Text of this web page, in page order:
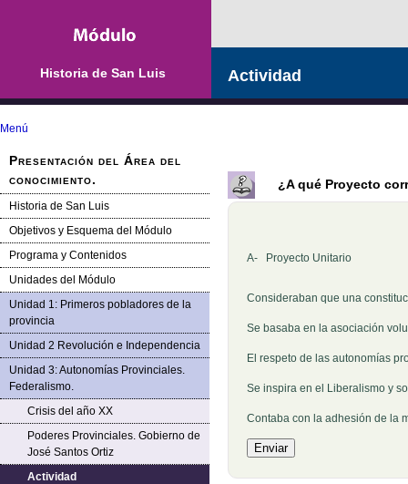
Historia de San Luis
Menú
Presentación del Área del
conocimiento.
Historia de San Luis
Objetivos y Esquema del Módulo
Programa y Contenidos
Unidades del Módulo
Unidad 1: Primeros pobladores de la
provincia
Unidad 2 Revolución e Independencia
Unidad 3: Autonomías Provinciales.
Federalismo.
Crisis del año XX
Poderes Provinciales. Gobierno de
José Santos Ortiz
Actividad
Actividad
¿A qué Proyecto
A- Proyecto Unitario B-
Consideraban que una
Se basaba en la asociación
El respeto de las autonomías
Se inspira en el Liberalismo y
Contaba con la adhesión de